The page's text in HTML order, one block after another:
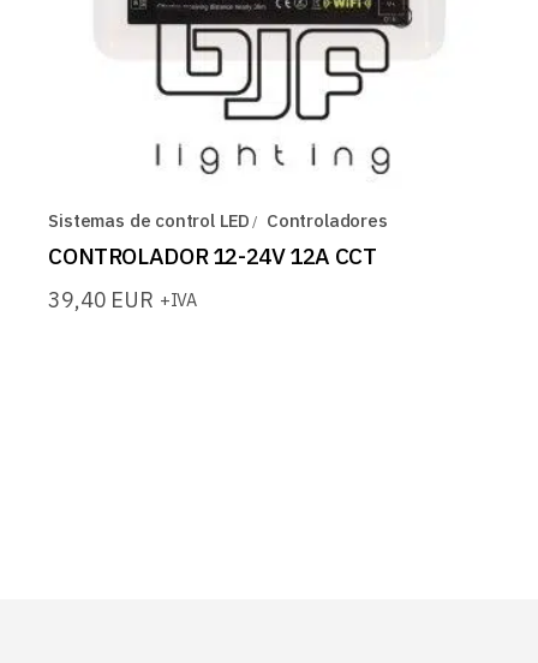
Sistemas de control LED Controladores
CONTROLADOR 12-24V 12A CCT
39,40 EUR +IVA